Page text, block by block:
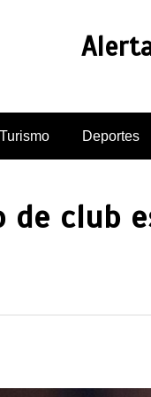
Turismo Deportes
de club